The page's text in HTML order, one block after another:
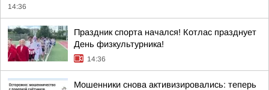
14:36
Праздник спорта начался! Котлас празднует
День физкультурника!
14:36
Мошенники снова активизировались: теперь